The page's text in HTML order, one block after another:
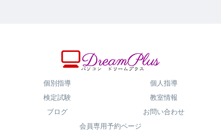
個別指導
個人指導
検定試験
教室情報
ブログ
お問い合わせ
会員専用予約ページ